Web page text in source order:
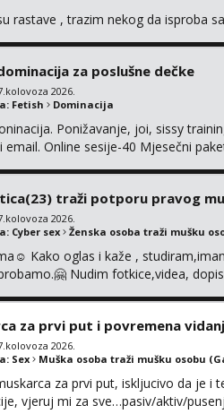
rastave , trazim nekog da isproba
za poslušne dečke
2026.
Fetish Dominacija
Ponižavanje, joi, sissy
email. Online sesije-40 Mjesečni
traži potporu pravog
2026.
Cyber sex Ženska osoba traži mušku
Kako oglas i kaže ,
Nudim fotkice,videa,
za prvi put i povremena
2026.
Sex Muška osoba traži mušku osobu
za prvi put, iskljucivo da je i
vjeruj mi za sve…pasiv/aktiv/